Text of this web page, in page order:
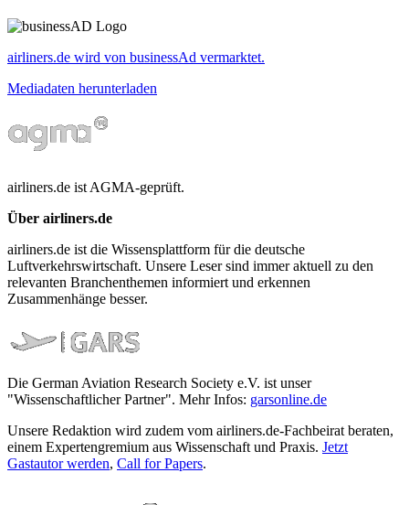
airliners.de wird von businessAd vermarktet.
Mediadaten herunterladen
airliners.de ist AGMA-geprüft.
Über airliners.de
airliners.de ist die Wissensplattform für die deutsche
Luftverkehrswirtschaft. Unsere Leser sind immer aktuell zu den
relevanten Branchenthemen informiert und erkennen
Zusammenhänge besser.
Die German Aviation Research Society e.V. ist unser
"Wissenschaftlicher Partner". Mehr Infos: garsonline.de
Unsere Redaktion wird zudem vom airliners.de-Fachbeirat beraten,
einem Expertengremium aus Wissenschaft und Praxis. Jetzt
Gastautor werden, Call for Papers.